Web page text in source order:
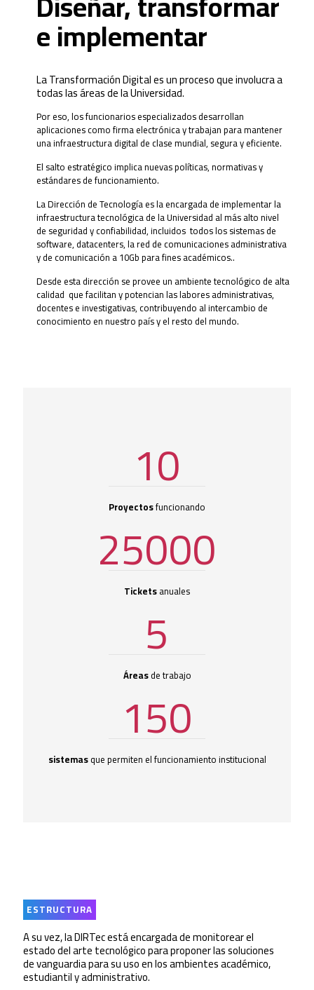
e implementar
La Transformación Digital es un proceso que involucra a
todas las áreas de la Universidad.
Por eso, los funcionarios especializados desarrollan
aplicaciones como firma electrónica y trabajan para mantener
una infraestructura digital de clase mundial, segura y eficiente.
El salto estratégico implica nuevas políticas, normativas y
estándares de funcionamiento.
La Dirección de Tecnología es la encargada de implementar la
infraestructura tecnológica de la Universidad al más alto nivel
de seguridad y confiabilidad, incluidos todos los sistemas de
software, datacenters, la red de comunicaciones administrativa
y de comunicación a 10Gb para fines académicos..
Desde esta dirección se provee un ambiente tecnológico de alta
calidad que facilitan y potencian las labores administrativas,
docentes e investigativas, contribuyendo al intercambio de
conocimiento en nuestro país y el resto del mundo.
10
Proyectosfuncionando
25000
Ticketsanuales
5
Áreasde trabajo
150
sistemasque permiten el funcionamiento institucional
ESTRUCTURA
A su vez, la DIRTec está encargada de monitorear el
estado del arte tecnológico para proponer las soluciones
de vanguardia para su uso en los ambientes académico,
estudiantil y administrativo.